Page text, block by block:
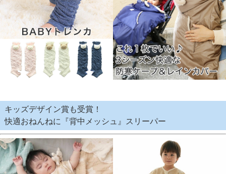
キッズデザイン賞も受賞！
快適おねんねに『背中メッシュ』スリーパー